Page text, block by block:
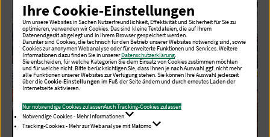
Ihre Cookie-Einstellungen
Um unsere Websites in Sachen Nutzerfreundlichkeit, Effektivität und Sicherheit für Sie zu
optimieren, verwenden wir Cookies. Das sind kleine Textdateien, die auf Ihrem
Datenendgerät abgelegt und in Ihrem Browser gespeichert werden.
Darunter sind Cookies, die technisch für den Betrieb unserer Websites notwendig sind, sowie
Cookies zur anonymen Webanalyse oder für erweiterte Funktionen und Services. Weitere
Informationen dazu finden Sie in unsererDatenschutzerklärung.
Sie entscheiden, für welche Kategorien Sie dem Einsatz von Cookies zustimmen möchten
und für welche nicht. Bitte berücksichtigen Sie, dass Ihnen je nach Auswahl ggf. nicht mehr
alle Funktionen unserer Websites zur Verfügung stehen. Sie können Ihre Auswahl jederzeit
über dieCookie-Einstellungen im Fuß der Seite ändern und durch erneutes Laden der
Internetseite aktivieren.
Nur notwendige Cookies zulassenAuch Tracking-Cookies zulassen
Notwendige Cookies - Mehr Informationen
Tracking-Cookies - Mehr zur Webanalyse mit Matomo